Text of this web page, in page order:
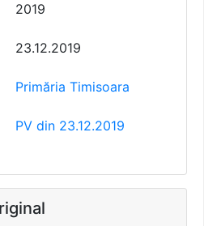
2019
23.12.2019
Primăria Timisoara
PV din 23.12.2019